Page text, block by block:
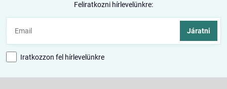
Feliratkozni hírlevelünkre:
Járatni
Iratkozzon fel hírlevelünkre